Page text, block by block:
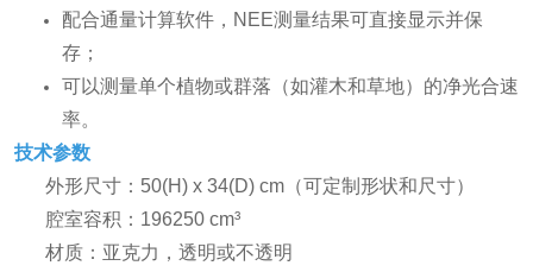
配合通量计算软件，NEE测量结果可直接显示并保
存；
可以测量单个植物或群落（如灌木和草地）的净光合速
率。
技术参数
外形尺寸：50(H) x 34(D) cm（可定制形状和尺寸）
腔室容积：196250 cm³
材质：亚克力，透明或不透明